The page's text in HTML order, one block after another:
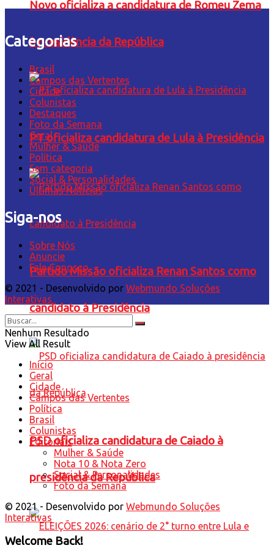
Novo oficializa a candidatura de Romeu Zema
à presidência da República
PT oficializa candidatura de Lula à Presidência
Partido Missão oficializa Renan Santos como
candidato à Presidência
PSD oficializa candidatura de Caiado à
presidência da República
Categorias
Brasil
Campos das Vertentes
Cidade
Colunistas
Destaques
Foto da Semana
Geral
Mulher & Saúde
Política
Sem categoria
Social & Personalidades
Últimas Notícias
Siga-nos
Sobre Nós
Anuncie
Fale Conosco
© 2021 - Desenvolvido por Webmundo Soluções
Interativas
Nenhum Resultado
View All Result
Início
Geral
Cidade
Campos das Vertentes
Política
Brasil
Colunistas
Editoriais
Mulher & Saúde
Nota 10 & Nota Zero
Social & Personalidades
Foto da Semana
© 2021 - Desenvolvido por Webmundo Soluções
Interativas
Welcome Back!